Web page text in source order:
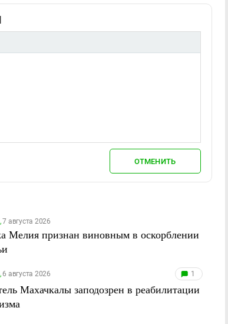
ОТМЕНИТЬ
7 августа 2026
Мелия признан виновным в оскорблении
6 августа 2026 1
Махачкалы заподозрен в реабилитации